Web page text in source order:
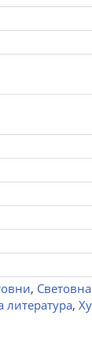
,
литература,